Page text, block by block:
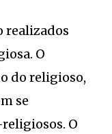
realizados
O
do religioso,
se
O